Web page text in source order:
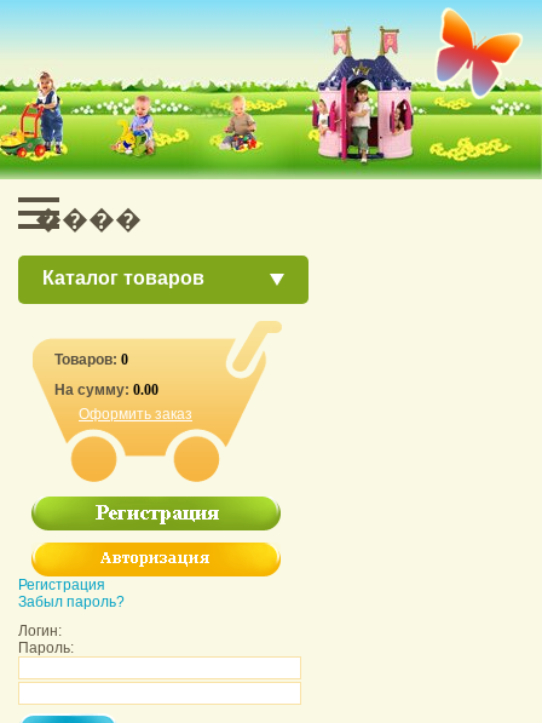
Каталог товаров
Товаров: 0
На сумму: 0.00
Оформить заказ
Регистрация
Забыл пароль?
Логин:
Пароль: